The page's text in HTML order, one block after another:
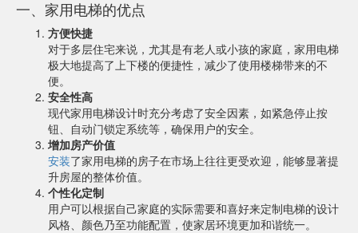
一、家用电梯的优点
方便快捷
对于多层住宅来说，尤其是有老人或小孩的家庭，家用电梯
极大地提高了上下楼的便捷性，减少了使用楼梯带来的不
便。
安全性高
现代家用电梯设计时充分考虑了安全因素，如紧急停止按
钮、自动门锁定系统等，确保用户的安全。
增加房产价值
安装了家用电梯的房子在市场上往往更受欢迎，能够显著提
升房屋的整体价值。
个性化定制
用户可以根据自己家庭的实际需要和喜好来定制电梯的设计
风格、颜色乃至功能配置，使家居环境更加和谐统一。